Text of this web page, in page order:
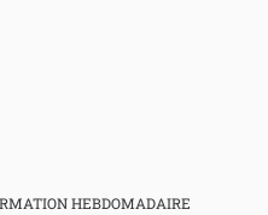
HEBDOMADAIRE